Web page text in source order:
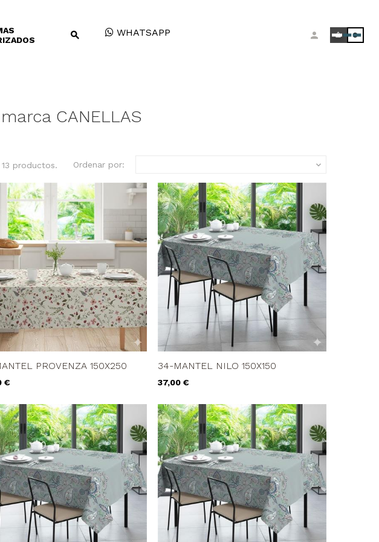
WHATSAPP 0
CANELLAS
13 productos. Ordenar por: 
PROVENZA 150X250
€
34-MANTEL NILO 150X150
Precio
37,00 €